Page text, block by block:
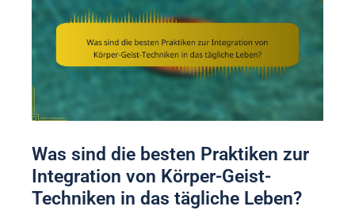
Was sind die besten Praktiken zur
Integration von Körper-Geist-
Techniken in das tägliche Leben?